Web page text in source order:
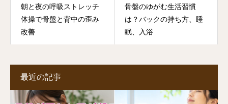
朝と夜の呼吸ストレッチ
体操で骨盤と背中の歪み
改善
骨盤のゆがむ生活習慣
は？バックの持ち方、睡
眠、入浴
最近の記事